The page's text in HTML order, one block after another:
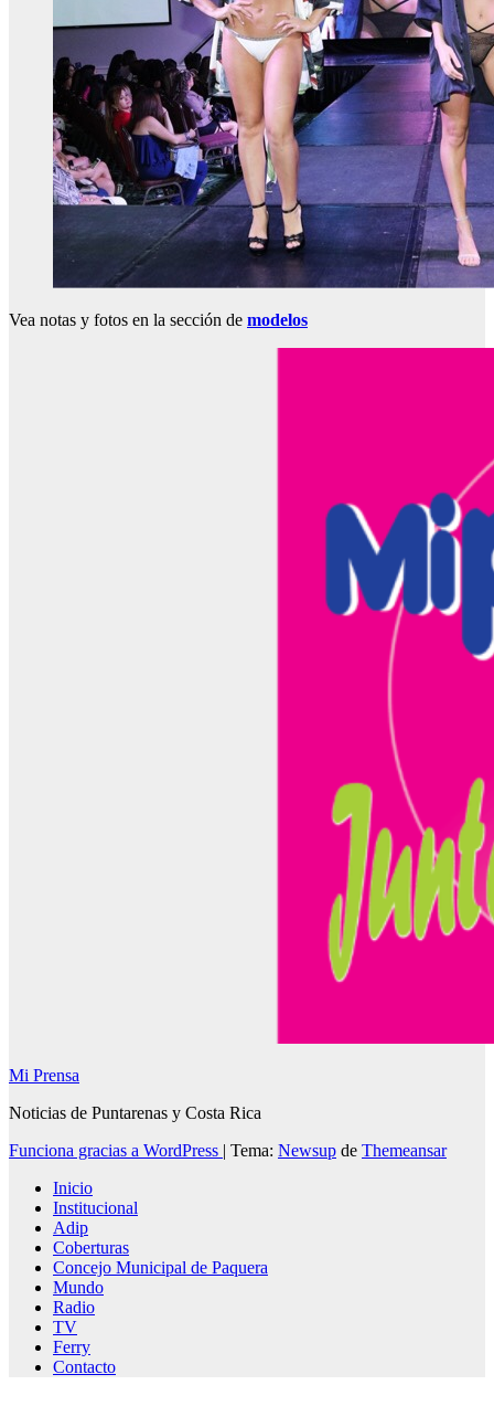
Vea notas y fotos en la sección de modelos
Mi Prensa
Noticias de Puntarenas y Costa Rica
Funciona gracias a WordPress | Tema: Newsup de Themeansar
Inicio
Institucional
Adip
Coberturas
Concejo Municipal de Paquera
Mundo
Radio
TV
Ferry
Contacto